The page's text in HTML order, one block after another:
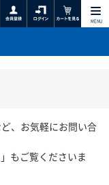
MENU
、お気軽にお問い合
」もご覧くださいま